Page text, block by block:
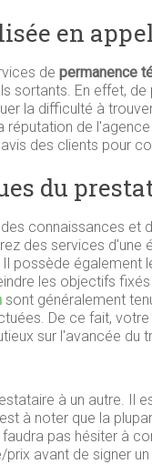
en
de permanence
sortants. En effet, de
la difficulté à
réputation de
des clients pour
du
connaissances et
des services d'une
possède également
les objectifs
sont généralement
De ce fait,
sur l'avancée du
à un autre. Il
à noter que la
pas hésiter à
avant de signer